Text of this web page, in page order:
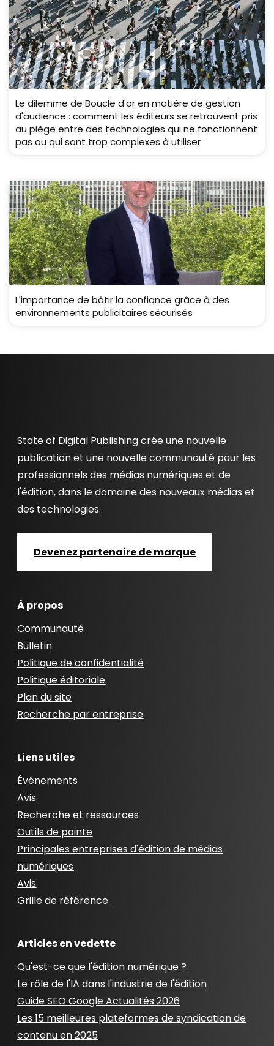
Le dilemme de Boucle d'or en matière de gestion
d'audience : comment les éditeurs se retrouvent pris
au piège entre des technologies qui ne fonctionnent
pas ou qui sont trop complexes à utiliser
L'importance de bâtir la confiance grâce à des
environnements publicitaires sécurisés
State of Digital Publishing crée une nouvelle
publication et une nouvelle communauté pour les
professionnels des médias numériques et de
l'édition, dans le domaine des nouveaux médias et
des technologies.
Devenez partenaire de marque
À propos
Communauté
Bulletin
Politique de confidentialité
Politique éditoriale
Plan du site
Recherche par entreprise
Liens utiles
Événements
Avis
Recherche et ressources
Outils de pointe
Principales entreprises d'édition de médias
numériques
Avis
Grille de référence
Articles en vedette
Qu'est-ce que l'édition numérique ?
Le rôle de l'IA dans l'industrie de l'édition
Guide SEO Google Actualités 2026
Les 15 meilleures plateformes de syndication de
contenu en 2025